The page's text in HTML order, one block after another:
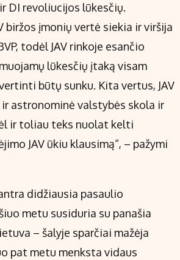
DI revoliucijos lūkesčių.
biržos įmonių vertė siekia ir viršija
todėl JAV rinkoje esančio
lūkesčių įtaką visam
būtų sunku. Kita vertus, JAV
astronominė valstybės skola ir
ir toliau teks nuolat kelti
JAV ūkiu klausimą“, – pažymi
didžiausia pasaulio
metu susiduria su panašia
– šalyje sparčiai mažėja
pat metu menksta vidaus